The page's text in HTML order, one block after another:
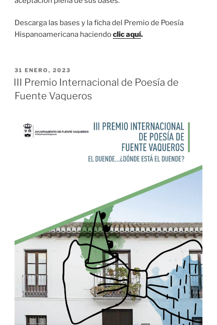
Descarga las bases y la ficha del Premio de Poesía
Hispanoamericana haciendoclic aquí.
PUBLICADO
EL
31 ENERO, 2023
III Premio Internacional de Poesía de
Fuente Vaqueros